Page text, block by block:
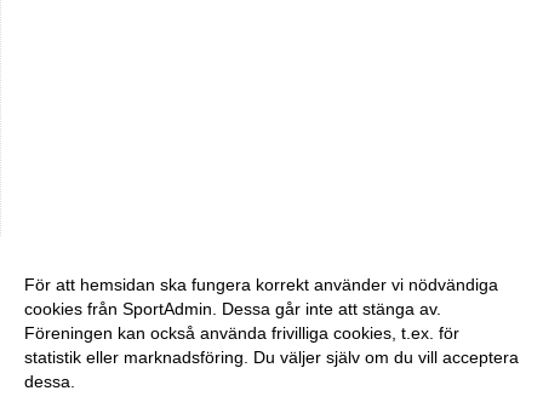
För att hemsidan ska fungera korrekt använder vi nödvändiga
cookies från SportAdmin. Dessa går inte att stänga av.
Föreningen kan också använda frivilliga cookies, t.ex. för
statistik eller marknadsföring. Du väljer själv om du vill acceptera
dessa.